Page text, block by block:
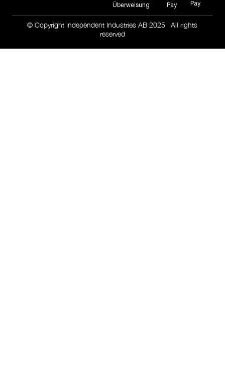
Überweisung
Pay
Pay
© Copyright Independent Industries AB 2025 | All rights
reserved